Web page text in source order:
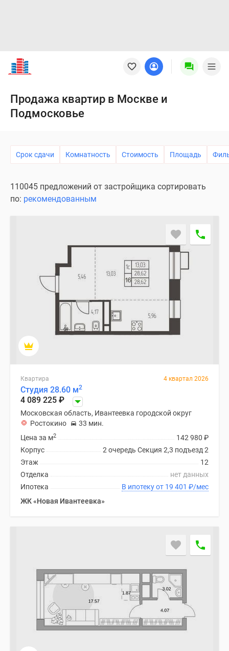
Новостройки
Квартиры
Новостройки
Москвы
Новостройки
Новой
новостройки
Новостройки
Коммерческие
помещения
Видеообзор
новостроек
Экспертиза
новостроек
Экология
Москвы
Подмосковья
Студии
комнатные
комнатные
Ипотечный
калькулятор
Продажа квартир в Москве и
Подмосковье
Срок сдачи Комнатность Стоимость Площадь
110045 предложений от застройщика сортировать
по: рекомендованным
Квартира 4 квартал 2026
Студия 28.60 м2
4 089 225 ₽
Московская область, Ивантеевка городской округ
Ростокино
33 мин.
142 980 ₽
Цена за м2
2 очередь Секция 2,3 подъезд 2
Корпус
12
Этаж
нет данных
Отделка
В ипотеку от 19 401 ₽/мес
Ипотека
ЖК «Новая Ивантеевка»